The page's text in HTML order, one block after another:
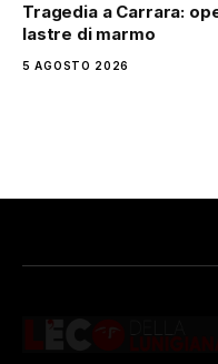
Tragedia a Carrara:
lastre di marmo
5 AGOSTO 2026